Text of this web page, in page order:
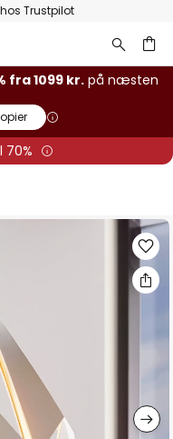
Trustpilot
fra 1099 kr. på næsten